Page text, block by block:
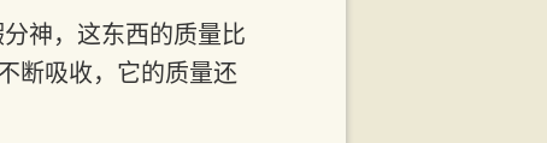
神，这东西的质量比
断吸收，它的质量还